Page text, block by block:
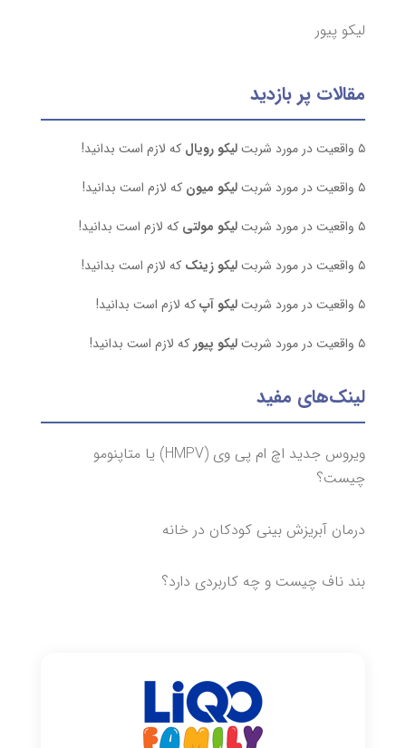
لیکو پیور
مقالات پر بازدید
۵ واقعیت در مورد شربت لیکو رویال که لازم است بدانید!
۵ واقعیت در مورد شربت
لیکو میون که لازم است بدانید!
۵ واقعیت در مورد شربت
لیکو مولتی که لازم است بدانید!
۵ واقعیت در مورد شربت
لیکو زینک که لازم است بدانید!
۵ واقعیت در مورد شربت
لیکو آپکه لازم است بدانید!
۵ واقعیت در مورد شربت
لیکو پیور که لازم است بدانید!
لینک‌های مفید
ویروس جدید اچ ام پی وی (HMPV) یا متاپنومو
چیست؟
درمان آبریزش بینی کودکان در خانه
بند ناف چیست و چه کاربردی دارد؟